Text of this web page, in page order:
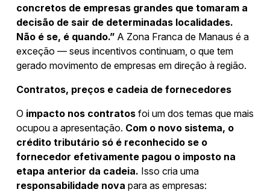
concretos de empresas grandes que tomaram a
decisão de sair de determinadas localidades.
Não é se, é quando.” A Zona Franca de Manaus é a
exceção — seus incentivos continuam, o que tem
gerado movimento de empresas em direção à região.
Contratos, preços e cadeia de fornecedores
O impacto nos contratos foi um dos temas que mais
ocupou a apresentação. Com o novo sistema, o
crédito tributário só é reconhecido se o
fornecedor efetivamente pagou o imposto na
etapa anterior da cadeia. Isso cria uma
responsabilidade nova para as empresas: